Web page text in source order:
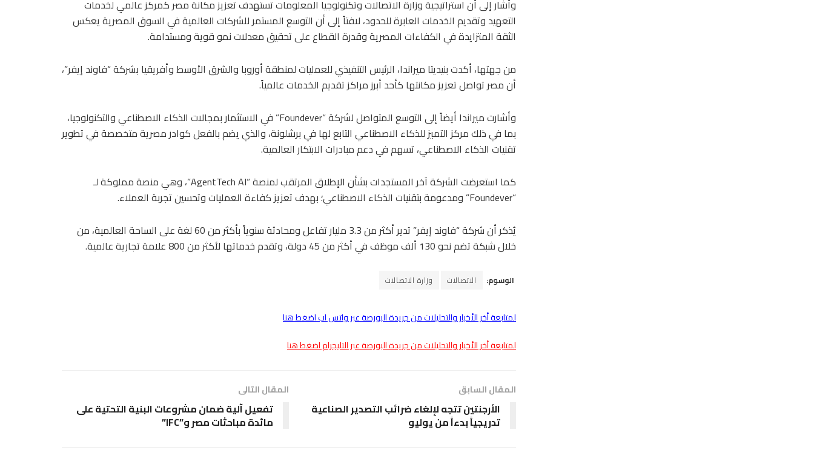
وأشار إلى أن استراتيجية وزارة الاتصالات وتكنولوجيا المعلومات تستهدف تعزيز مكانة مصر كمركز عالمي لخدمات
التعهيد وتقديم الخدمات العابرة للحدود، لافتاً إلى أن التوسع المستمر للشركات العالمية في السوق المصرية يعكس
الثقة المتزايدة في الكفاءات المصرية وقدرة القطاع على تحقيق معدلات نمو قوية ومستدامة.
من جهتها، أكدت بنيديتا ميراندا، الرئيس التنفيذي للعمليات لمنطقة أوروبا والشرق الأوسط وأفريقيا بشركة “فاوند إيفر”،
أن مصر تواصل تعزيز مكانتها كأحد أبرز مراكز تقديم الخدمات عالمياً.
وأشارت ميراندا أيضاً إلى التوسع المتواصل لشركة “Foundever” في الاستثمار بمجالات الذكاء الاصطناعي والتكنولوجيا،
بما في ذلك مركز التميز للذكاء الاصطناعي التابع لها في برشلونة، والذي يضم بالفعل كوادر مصرية متخصصة في تطوير
تقنيات الذكاء الاصطناعي، تسهم في دعم مبادرات الابتكار العالمية.
كما استعرضت الشركة آخر المستجدات بشأن الإطلاق المرتقب لمنصة “AgentTech AI”، وهي منصة مملوكة لـ
“Foundever” ومدعومة بتقنيات الذكاء الاصطناعي؛ بهدف تعزيز كفاءة العمليات وتحسين تجربة العملاء.
يُذكر أن شركة “فاوند إيفر” تدير أكثر من 3.3 مليار تفاعل ومحادثة سنوياً بأكثر من 60 لغة على الساحة العالمية، من
خلال شبكة تضم نحو 130 ألف موظف في أكثر من 45 دولة، وتقدم خدماتها لأكثر من 800 علامة تجارية عالمية.
الوسوم: الاتصالات وزارة الاتصالات
لمتابعة أخر الأخبار والتحليلات من جريدة البورصة عبر واتس اب اضغط هنا
لمتابعة أخر الأخبار والتحليلات من جريدة البورصة عبر التليجرام اضغط هنا
المقال السابق
الأرجنتين تتجه لإلغاء ضرائب التصدير الصناعية
تدريجياً بدءاً من يوليو
المقال التالى
تفعيل آلية ضمان مشروعات البنية التحتية على
مائدة مباحثات مصر و”IFC”